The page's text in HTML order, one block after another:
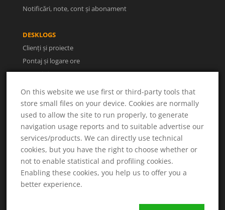
Notificări, note, cont și abonament
DESKLOGS
Clienți și proiecte
Pontaj și logare ore
Facturi și rapoarte
Utilizatori și concedii
UTILE
Despre noi
Termeni și condiții
Politica de confidențialitate
Soluționarea litigiilor
On this website we use first or third-party tools that
store small files on your device. Cookies are normally
used to allow the site to run properly, to generate
navigation usage reports and to suitable advertise our
services/products. We can directly use technical
cookies, but you have the right to choose whether or
not to enable statistical and profiling cookies.
Enabling these cookies, you help us to offer you a
better experience.